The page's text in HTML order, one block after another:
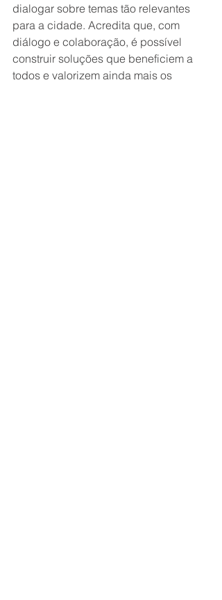
dialogar sobre temas tão relevantes
para a cidade. Acredita que, com
diálogo e colaboração, é possível
construir soluções que beneficiem a
todos e valorizem ainda mais os